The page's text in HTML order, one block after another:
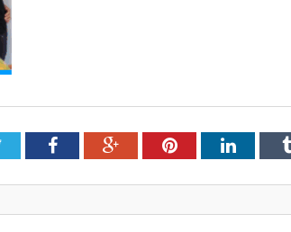
TwitterFacebookGoogle+Pinterest